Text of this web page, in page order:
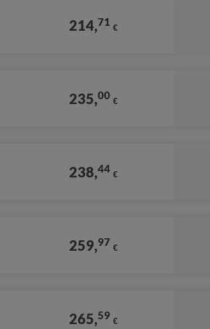
214,71 €
235,00 €
238,44 €
259,97 €
265,59 €